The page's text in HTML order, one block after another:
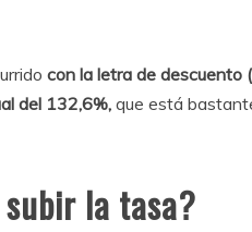
con la letra de descuento
del 132,6%,que está
subir la tasa?